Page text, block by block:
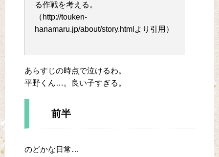
る作戦を考える。
（http://touken-
hanamaru.jp/about/story.htmlより引用）
あらすじの時点で泣けるわ。
平野くん…。良い子すぎる。
前半
のどかな日常…